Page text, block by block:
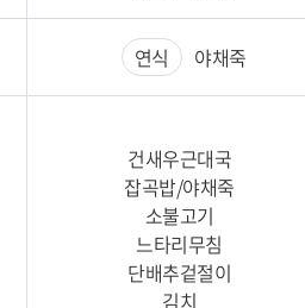
연식 야채죽
건새우근대국
잡곡밥/야채죽
소불고기
느타리무침
단배추겉절이
김치